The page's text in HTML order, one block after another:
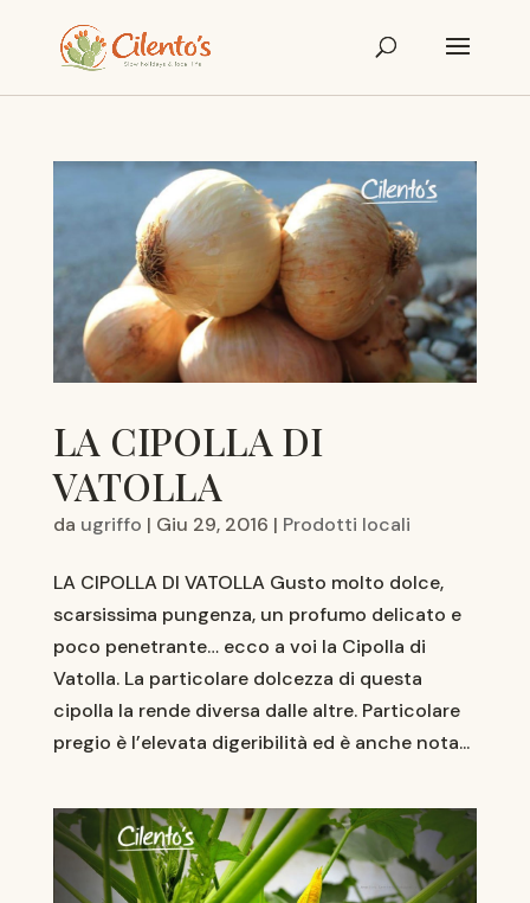
LA CIPOLLA DI
VATOLLA
da ugriffo | Giu 29, 2016 | Prodotti locali
LA CIPOLLA DI VATOLLA Gusto molto dolce,
scarsissima pungenza, un profumo delicato e
poco penetrante… ecco a voi la Cipolla di
Vatolla. La particolare dolcezza di questa
cipolla la rende diversa dalle altre. Particolare
pregio è l’elevata digeribilità ed è anche nota...